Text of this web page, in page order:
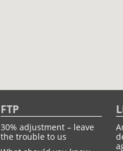
FTP
30% adjustment – leave
the trouble to us